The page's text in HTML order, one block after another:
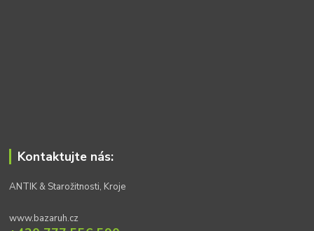
Kontaktujte nás:
ANTIK & Starožitnosti, Kroje
www.bazaruh.cz